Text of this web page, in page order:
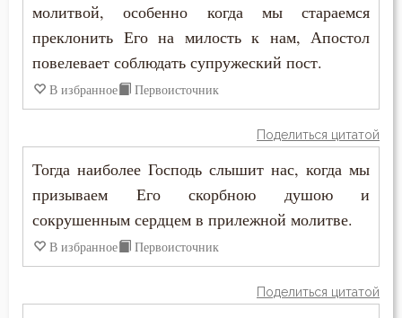
Нечувствие
Обида
Обличение
Общение
Одежда
Оскорбление
молитвой, особенно когда мы стараемся
преклонить Его на милость к нам, Апостол
повелевает соблюдать супружеский пост.
В избранное Первоисточник
Поделиться цитатой
Тогда наиболее Господь слышит нас, когда мы
призываем Его скорбною душою и
сокрушенным сердцем в прилежной молитве.
В избранное Первоисточник
Поделиться цитатой